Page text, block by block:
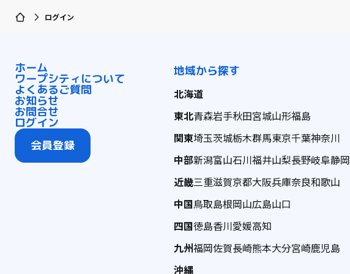
ログイン
ホーム
ワープシティについて
よくあるご質問
お知らせ
お問合せ
ログイン
会員登録
地域から探す
北海道
東北青森岩手秋田宮城山形福島
関東埼玉茨城栃木群馬東京千葉神奈川
中部新潟富山石川福井山梨長野岐阜静岡
近畿三重滋賀京都大阪兵庫奈良和歌山
中国鳥取島根岡山広島山口
四国徳島香川愛媛高知
九州福岡佐賀長崎熊本大分宮崎鹿児島
沖縄